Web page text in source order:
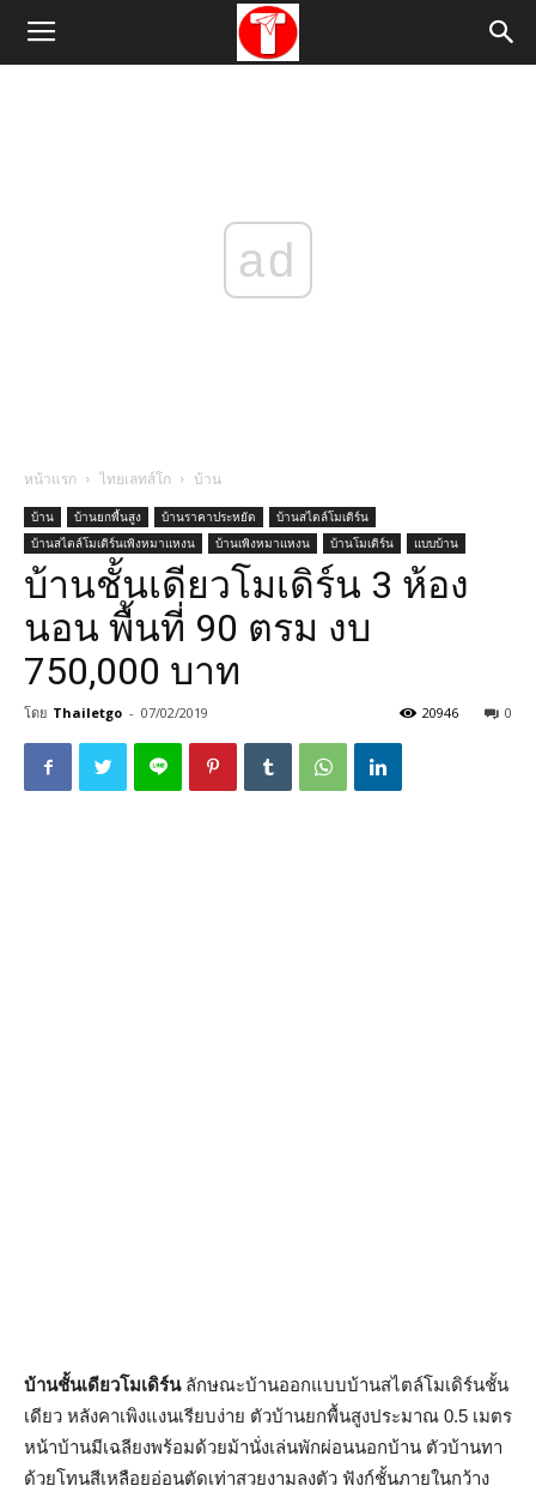
ad
หน้าแรก ไทยเลทส์โก บ้าน
บ้าน บ้านยกพื้นสูง บ้านราคาประหยัด
บ้านสไตล์โมเดิร์น
บ้านสไตล์โมเดิร์นเพิงหมาแหงน
บ้านเพิงหมาแหงน บ้านโมเดิร์น แบบบ้าน
บ้านชั้นเดียวโมเดิร์น 3 ห้อง
นอน พื้นที่ 90 ตรม งบ
750,000 บาท
โดย Thailetgo - 07/02/2019 0
20946
บ้านชั้นเดียวโมเดิร์นลักษณะบ้านออกแบบบ้านสไตล์โมเดิร์นชั้น
เดียว หลังคาเพิงแงนเรียบง่าย ตัวบ้านยกพื้นสูงประมาณ 0.5 เมตร
หน้าบ้านมีเฉลียงพร้อมด้วยม้านั่งเล่นพักผ่อนนอกบ้าน ตัวบ้านทา
ด้วยโทนสีเหลือยอ่อนตัดเท่าสวยงามลงตัว ฟังก์ชั้นภายในกว้าง